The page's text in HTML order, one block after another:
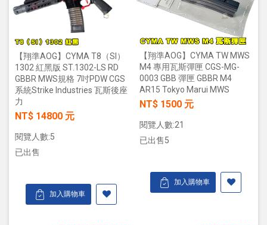
【翔準AOG】CYMA T8（SI）
1302 紅黑版 ST.1302-LS RD
GBBR MWS規格 7吋PDW CGS
系統Strike Industries 瓦斯後座
力
NT$ 14800 元
閱覽人數:5
已出售
加入購物車
【翔準AOG】CYMA TW MWS
M4 專用瓦斯彈匣 CGS-MG-
0003 GBB 彈匣 GBBR M4
AR15 Tokyo Marui MWS
NT$ 1500 元
閱覽人數:21
已出售5
加入購物車